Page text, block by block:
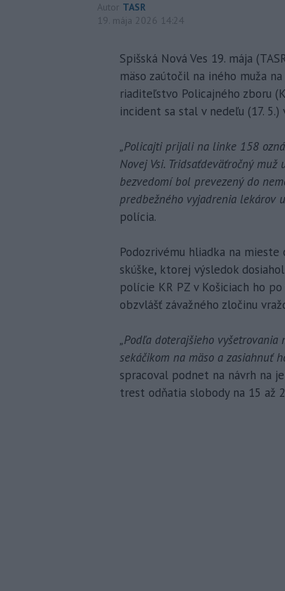
Autor TASR
19. mája 2026 14:24
Spišská Nová Ves 19. mája
mäso zaútočil na iného muža
riaditeľstvo Policajného zboru
incident sa stal v nedeľu (17. 5.)
„Policajti prijali na linke 158
Novej Vsi. Tridsaťdeväťročný
bezvedomí bol prevezený do
predbežného vyjadrenia lekárov
polícia.
Podozrivému hliadka na
skúške, ktorej výsledok
polície KR PZ v Košiciach ho
obzvlášť závažného zločinu
„Podľa doterajšieho
sekáčikom na mäso a zasiahnuť
spracoval podnet na návrh na
trest odňatia slobody na 15 až